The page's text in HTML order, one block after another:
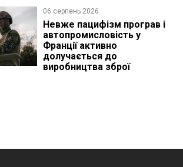
06 серпень 2026
Невже пацифізм програв і
автопромисловість у
Франції активно
долучається до
виробництва зброї